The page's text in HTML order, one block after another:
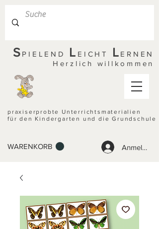
S PIELEND L EICHT L ERNEN
Herzlich willkommen
praxiserprobte Unterrichtsmaterialien
für den Kindergarten und die Grundschule
WARENKORB Anmelden